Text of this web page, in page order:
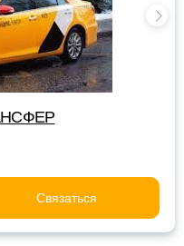
Связаться